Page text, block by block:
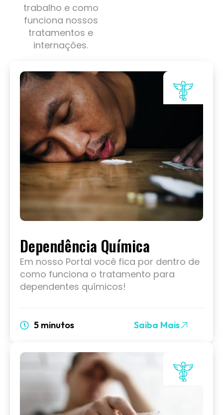
trabalho e como
funciona nossos
tratamentos e
internações.
Dependência Química
Em nosso Portal você fica por dentro de
como funciona o tratamento para
dependentes químicos!
5 minutos Saiba Mais